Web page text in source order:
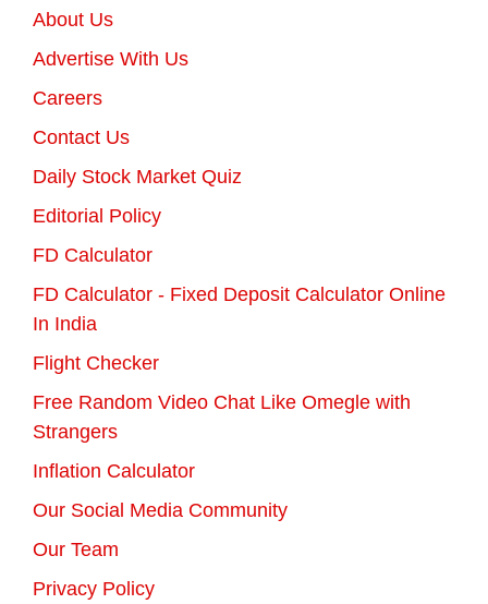
About Us
Advertise With Us
Careers
Contact Us
Daily Stock Market Quiz
Editorial Policy
FD Calculator
FD Calculator - Fixed Deposit Calculator Online
In India
Flight Checker
Free Random Video Chat Like Omegle with
Strangers
Inflation Calculator
Our Social Media Community
Our Team
Privacy Policy